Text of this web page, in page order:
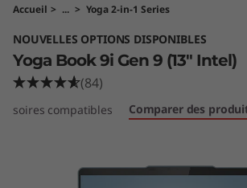
o
o
k
9
Accueil > ... > Yoga 2-in-1 Series
NOUVELLES OPTIONS DISPONIBLES
Yoga Book 9i Gen 9 (13" Intel)
(84)
compatibles Comparer des